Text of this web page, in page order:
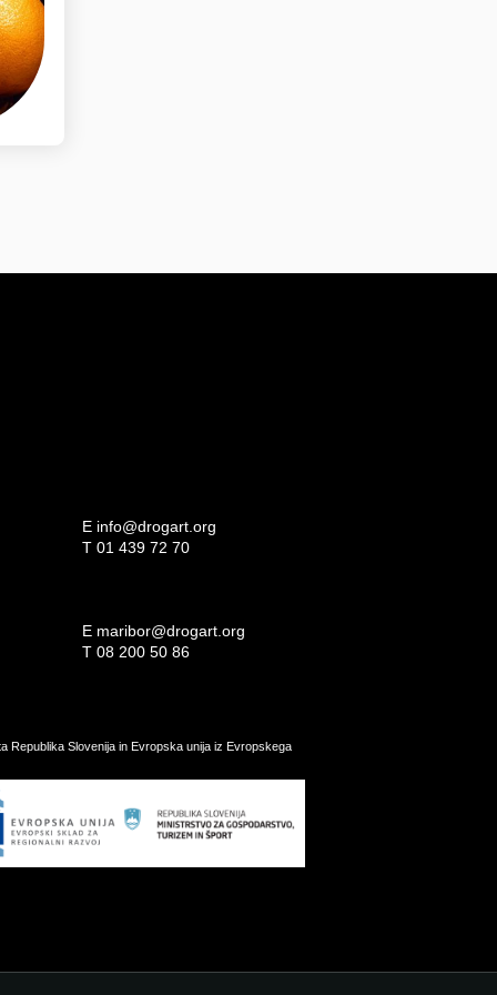
E info@drogart.org
T 01 439 72 70
E maribor@drogart.org
T 08 200 50 86
Republika Slovenija in Evropska unija iz Evropskega